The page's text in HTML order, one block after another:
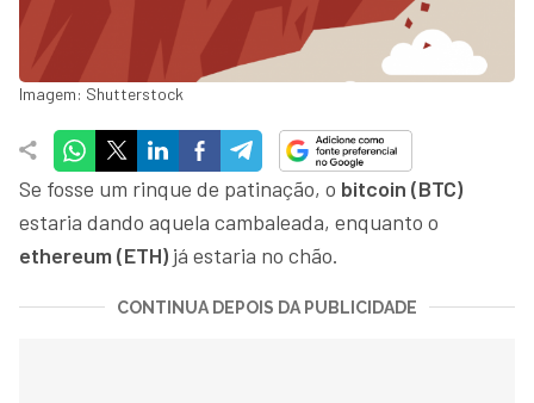
Imagem: Shutterstock
Se fosse um rinque de patinação, o bitcoin (BTC)
estaria dando aquela cambaleada, enquanto o
ethereum (ETH) já estaria no chão.
CONTINUA DEPOIS DA PUBLICIDADE